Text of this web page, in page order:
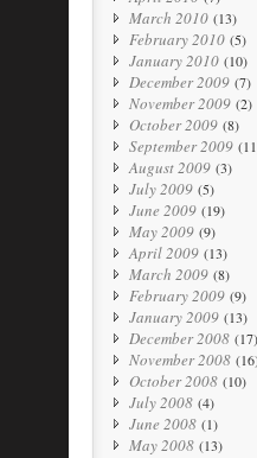
March 2010 (13)
February 2010 (5)
January 2010 (10)
December 2009 (7)
November 2009 (2)
October 2009 (8)
September 2009
August 2009 (3)
July 2009 (5)
June 2009 (19)
May 2009 (9)
April 2009 (13)
March 2009 (8)
February 2009 (9)
January 2009 (13)
December 2008 (17)
November 2008
October 2008 (10)
July 2008 (4)
June 2008 (1)
May 2008 (13)